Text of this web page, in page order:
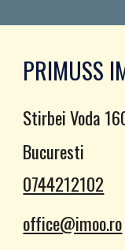
PRIMUSS
Stirbei Voda
Bucuresti
0744212102
office@imoo.ro